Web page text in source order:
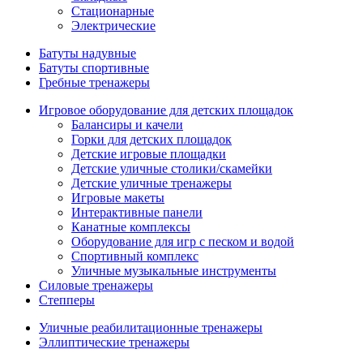
Стационарные
Электрические
Батуты надувные
Батуты спортивные
Гребные тренажеры
Игровое оборудование для детских площадок
Балансиры и качели
Горки для детских площадок
Детские игровые площадки
Детские уличные столики/скамейки
Детские уличные тренажеры
Игровые макеты
Интерактивные панели
Канатные комплексы
Оборудование для игр с песком и водой
Спортивный комплекс
Уличные музыкальные инструменты
Силовые тренажеры
Степперы
Уличные реабилитационные тренажеры
Эллиптические тренажеры